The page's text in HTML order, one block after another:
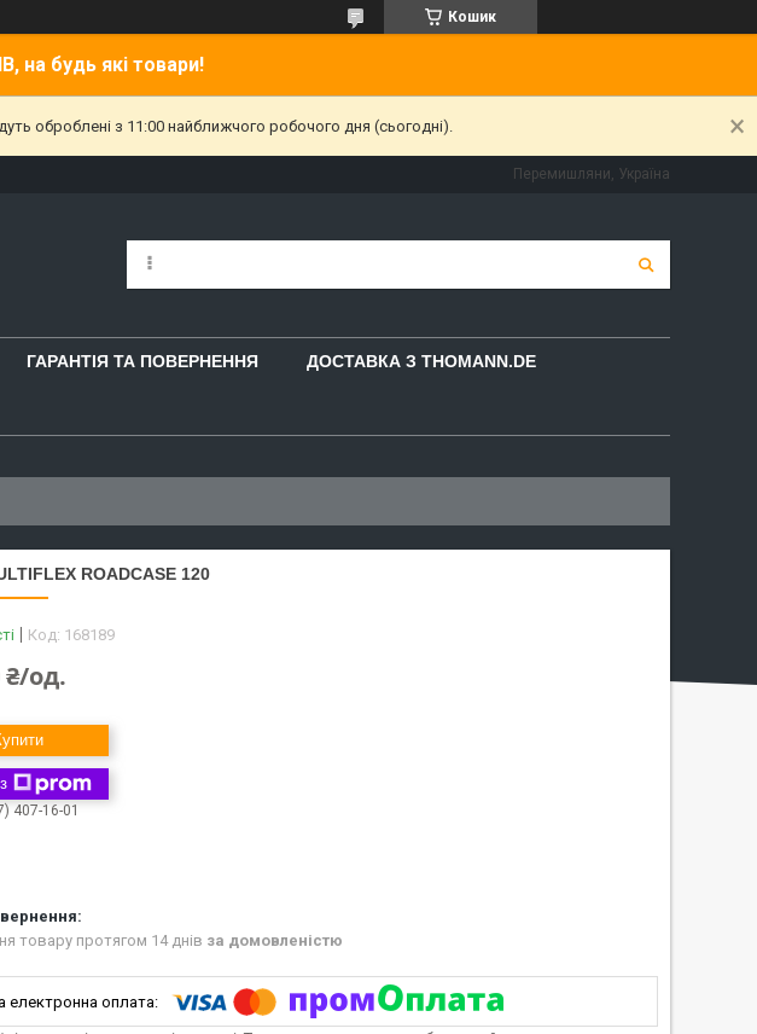
Кошик
на будь які товари!
оброблені з 11:00 найближчого робочого дня (сьогодні).
Перемишляни, Україна
ГАРАНТІЯ ТА ПОВЕРНЕННЯ ДОСТАВКА З THOMANN.DE
ROADCASE 120
Код: 168189
₴/од.
407-16-01
товару протягом 14 днів за домовленістю